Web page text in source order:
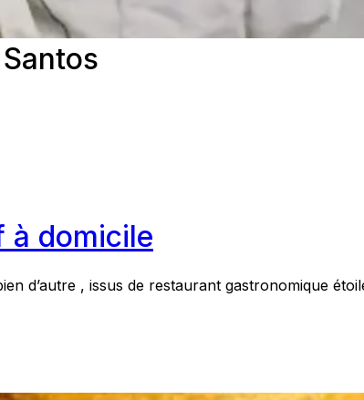
à domicile
d’autre , issus de restaurant gastronomique